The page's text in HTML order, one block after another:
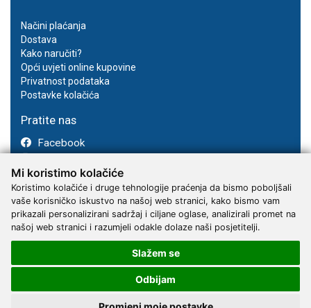
Mi koristimo kolačiće
Koristimo kolačiće i druge tehnologije praćenja da bismo poboljšali
vaše korisničko iskustvo na našoj web stranici, kako bismo vam
prikazali personalizirani sadržaj i ciljane oglase, analizirali promet na
našoj web stranici i razumjeli odakle dolaze naši posjetitelji.
Slažem se
Odbijam
Načini plaćanja
Dostava
Kako naručiti?
Opći uvjeti online kupovine
Privatnost podataka
Postavke kolačića
Pratite nas
Facebook
Youtube
2017 - 2026 © Kvantum-tim d.o.o.